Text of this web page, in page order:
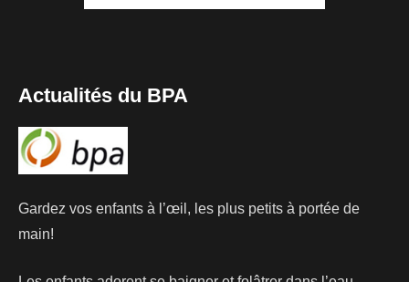
Actualités du BPA
Gardez vos enfants à l’œil, les plus petits à portée de
main!